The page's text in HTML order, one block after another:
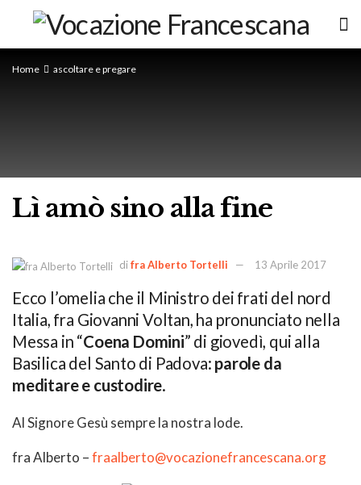
Home ascoltare e pregare
Lì amò sino alla fine
difra Alberto Tortelli 13 Aprile 2017
Ecco l’omelia che il Ministro dei frati del nord
Italia, fra Giovanni Voltan, ha pronunciato nella
Messa in “Coena Domini” di giovedì, qui alla
Basilica del Santo di Padova: parole da
meditare e custodire.
Al Signore Gesù sempre la nostra lode.
fra Alberto –fraalberto@vocazionefrancescana.org